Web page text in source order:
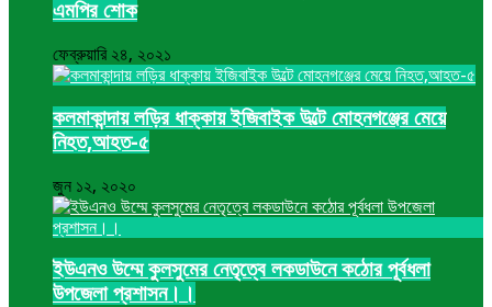
এমপির শোক
ফেব্রুয়ারি ২৪, ২০২১
কলমাকান্দায় লড়ির ধাক্কায় ইজিবাইক উল্টে মোহনগঞ্জের মেয়ে
নিহত,আহত-৫
জুন ১২, ২০২০
ইউএনও উম্মে কুলসুমের নেতৃত্বে লকডাউনে কঠোর পূর্বধলা
উপজেলা প্রশাসন।।